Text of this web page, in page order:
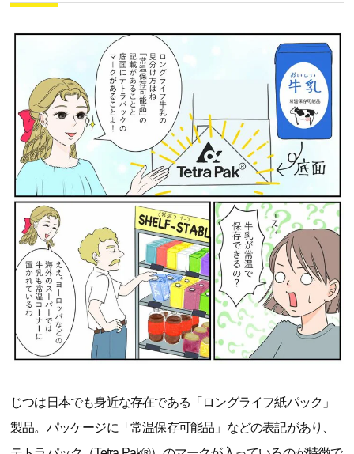
じつは日本でも身近な存在である「ロングライフ紙パック」
製品。パッケージに「常温保存可能品」などの表記があり、